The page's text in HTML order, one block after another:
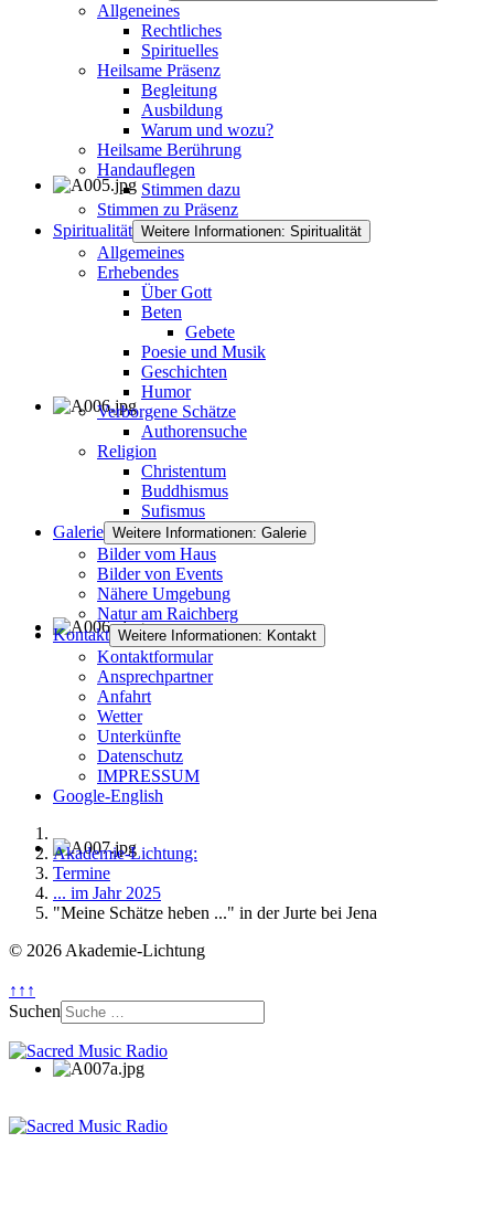
Allgeneines
Rechtliches
Spirituelles
Heilsame Präsenz
Begleitung
Ausbildung
Warum und wozu?
Heilsame Berührung
Handauflegen
Stimmen dazu
Stimmen zu Präsenz
Spiritualität Weitere Informationen: Spiritualität
Allgemeines
Erhebendes
Über Gott
Beten
Gebete
Poesie und Musik
Geschichten
Humor
Verborgene Schätze
Authorensuche
Religion
Christentum
Buddhismus
Sufismus
Galerie Weitere Informationen: Galerie
Bilder vom Haus
Bilder von Events
Nähere Umgebung
Natur am Raichberg
Kontakt Weitere Informationen: Kontakt
Kontaktformular
Ansprechpartner
Anfahrt
Wetter
Unterkünfte
Datenschutz
IMPRESSUM
Google-English
Akademie-Lichtung:
Termine
... im Jahr 2025
"Meine Schätze heben ..." in der Jurte bei Jena
© 2026 Akademie-Lichtung
↑↑↑
Suchen